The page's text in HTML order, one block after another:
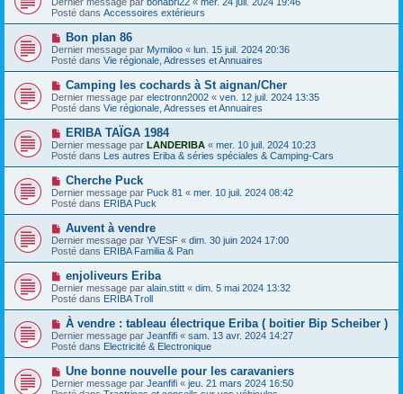
a
g
e
u
m
e
s
a
g
e
u
v
e
a
u
m
e
s
s
a
g
e
Posté dans Accessoires extérieurs
N
o
u
v
a
u
m
e
s
a
g
e
Bon plan 86
Dernier message par Mymiloo « lun. 15 juil. 2024 20:36
Posté dans Vie régionale, Adresses et Annuaires
N
o
u
v
e
a
u
m
e
s
s
a
g
Camping les cochards à St aignan/Cher
Dernier message par electronn2002 « ven. 12 juil. 2024 13:35
Posté dans Vie régionale, Adresses et Annuaires
N
o
u
v
a
u
m
e
s
s
a
g
ERIBA TAÏGA 1984
Dernier message par LANDERIBA « mer. 10 juil. 2024 10:23
Posté dans Les autres Eriba & séries spéciales & Camping-Cars
N
o
u
v
a
u
m
e
s
s
a
g
Cherche Puck
Dernier message par Puck 81 « mer. 10 juil. 2024 08:42
Posté dans ERIBA Puck
N
o
u
v
a
u
m
e
s
s
a
g
e
Auvent à vendre
Dernier message par YVESF « dim. 30 juin 2024 17:00
Posté dans ERIBA Familia & Pan
N
o
u
v
a
u
m
e
s
s
a
enjoliveurs Eriba
Dernier message par alain.stitt « dim. 5 mai 2024 13:32
Posté dans ERIBA Troll
N
o
u
v
e
a
u
À vendre : tableau électrique Eriba ( boitier Bip Scheiber )
Dernier message par Jeanfifi « sam. 13 avr. 2024 14:27
Posté dans Electricité & Electronique
N
o
u
Une bonne nouvelle pour les caravaniers
Dernier message par Jeanfifi « jeu. 21 mars 2024 16:50